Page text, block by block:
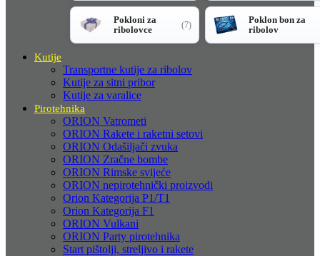
Pokloni za
ribolovce
(7)
Poklon bon za
ribolov
Kutije
Transportne kutije za ribolov
Kutije za sitni pribor
Kutije za varalice
Pirotehnika
ORION Vatrometi
ORION Rakete i raketni setovi
ORION Odašiljači zvuka
ORION Zračne bombe
ORION Rimske svijeće
ORION nepirotehnički proizvodi
Orion Kategorija P1/T1
Orion Kategorija F1
ORION Vulkani
ORION Party pirotehnika
Start pištolji, streljivo i rakete